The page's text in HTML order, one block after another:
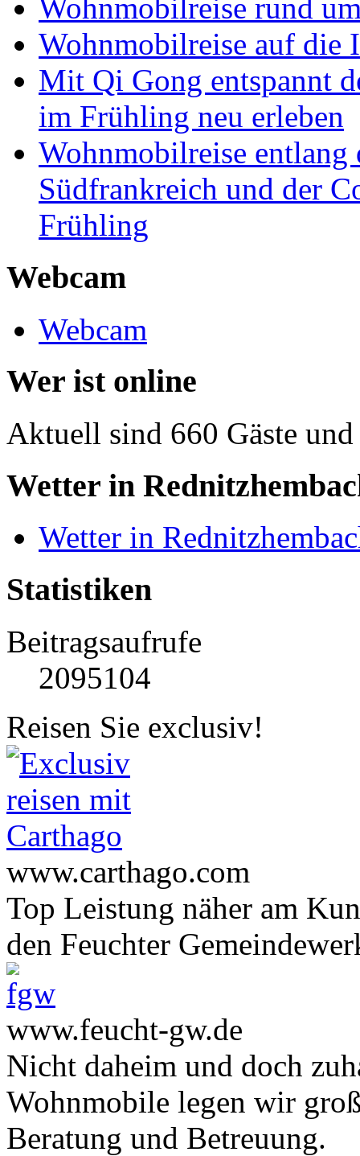
Wohnmobilreise rund
Wohnmobilreise auf die
Mit Qi Gong entspannt
im Frühling neu erleben
Wohnmobilreise
Südfrankreich und der
Frühling
Webcam
Webcam
Wer ist online
Aktuell sind 660 Gäste
Wetter in
Wetter in
Statistiken
Beitragsaufrufe
2095104
Reisen Sie exclusiv!
www.carthago.com
Top Leistung näher am
den Feuchter
www.feucht-gw.de
Nicht daheim und doch
Wohnmobile legen wir
Beratung und Betreuung.